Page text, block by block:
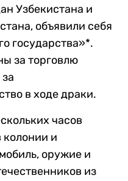
Узбекистана и
объявили себя
государства»*.
за торговлю
в ходе драки.
часов
и
оружие и
из